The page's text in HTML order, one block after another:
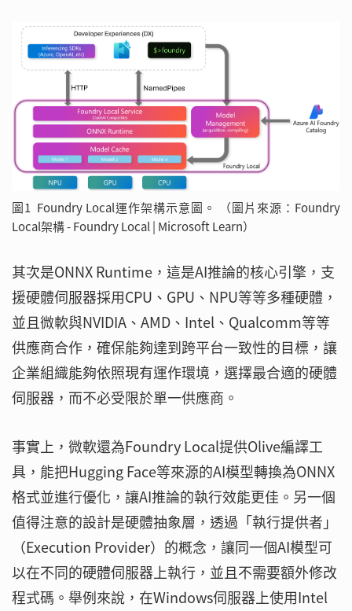
圖1 Foundry Local運作架構示意圖。 （圖片來源：Foundry
Local架構 - Foundry Local | Microsoft Learn）
其次是ONNX Runtime，這是AI推論的核心引擎，支
援硬體伺服器採用CPU、GPU、NPU等等多種硬體，
並且微軟與NVIDIA、AMD、Intel、Qualcomm等等
供應商合作，確保能夠達到跨平台一致性的目標，讓
企業組織能夠依照現有運作環境，選擇最合適的硬體
伺服器，而不必受限於單一供應商。
事實上，微軟還為Foundry Local提供Olive編譯工
具，能把Hugging Face等來源的AI模型轉換為ONNX
格式並進行優化，讓AI推論的執行效能更佳。另一個
值得注意的設計是硬體抽象層，透過「執行提供者」
（Execution Provider）的概念，讓同一個AI模型可
以在不同的硬體伺服器上執行，並且不需要額外修改
程式碼。舉例來說，在Windows伺服器上使用Intel